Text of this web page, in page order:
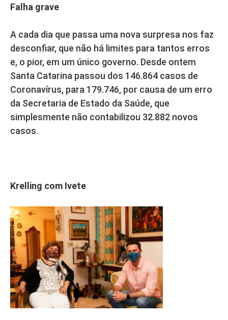
Falha grave
A cada dia que passa uma nova surpresa nos faz
desconfiar, que não há limites para tantos erros
e, o pior, em um único governo. Desde ontem
Santa Catarina passou dos 146.864 casos de
Coronavírus, para 179.746, por causa de um erro
da Secretaria de Estado da Saúde, que
simplesmente não contabilizou 32.882 novos
casos.
Krelling com Ivete